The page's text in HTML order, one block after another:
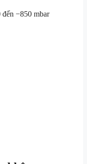
−850 mbar